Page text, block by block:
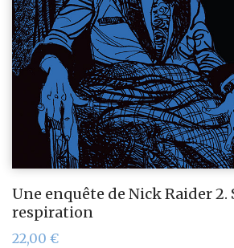
Une enquête de Nick Raider 2.
respiration
22,00 €